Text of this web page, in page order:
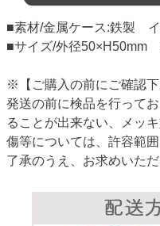
■素材/金属ケース:鉄製
■サイズ/外径50×H50mm
※【ご購入の前にご確認下
発送の前に検品を行って
ることが出来ない、メッ
傷等については、許容範
了承のうえ、お求めいた